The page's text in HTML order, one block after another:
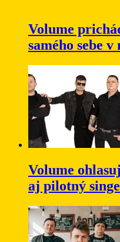
Volume
samého sebe
Volume
aj pilotný